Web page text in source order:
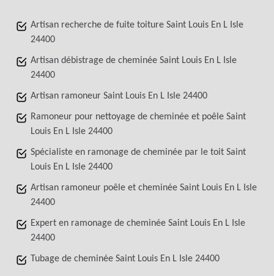
Artisan recherche de fuite toiture Saint Louis En L Isle
24400
Artisan débistrage de cheminée Saint Louis En L Isle
24400
Artisan ramoneur Saint Louis En L Isle 24400
Ramoneur pour nettoyage de cheminée et poêle Saint
Louis En L Isle 24400
Spécialiste en ramonage de cheminée par le toit Saint
Louis En L Isle 24400
Artisan ramoneur poêle et cheminée Saint Louis En L Isle
24400
Expert en ramonage de cheminée Saint Louis En L Isle
24400
Tubage de cheminée Saint Louis En L Isle 24400